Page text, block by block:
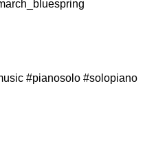
#pianosolo #solopiano